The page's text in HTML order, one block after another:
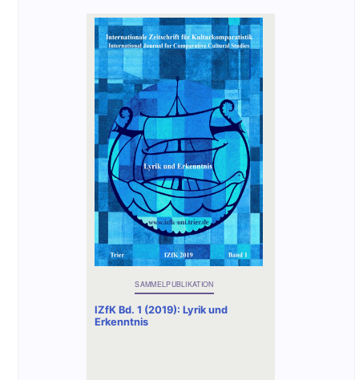
SAMMELPUBLIKATION
IZfK Bd. 1 (2019): Lyrik und
Erkenntnis